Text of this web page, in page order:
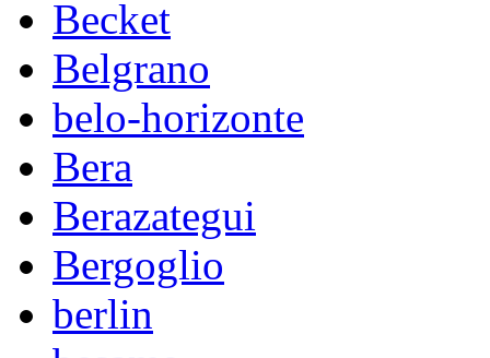
Becket
Belgrano
belo-horizonte
Bera
Berazategui
Bergoglio
berlin